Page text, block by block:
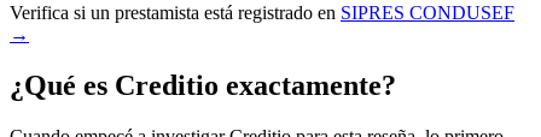
Verifica si un prestamista está registrado en SIPRES CONDUSEF
→
¿Qué es Creditio exactamente?